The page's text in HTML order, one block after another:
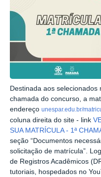
Destinada aos
chamada do concurso, a
endereço unespar.edu.br/
coluna direita do site - link
SUA MATRÍCULA - 1ª
seção “Documentos
solicitação de matrícula”.
de Registros Acadêmicos
tutoriais, hospedados no You